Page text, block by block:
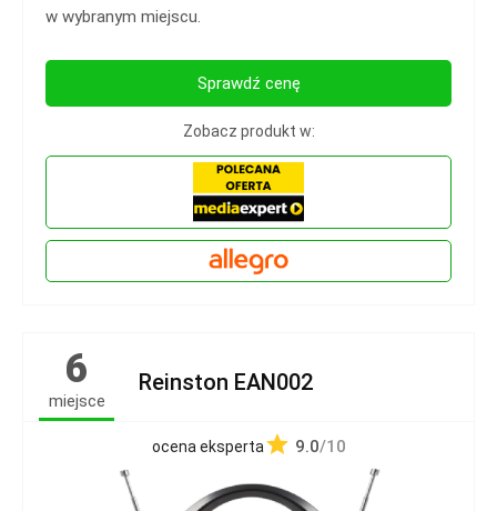
w wybranym miejscu.
Sprawdź cenę
Zobacz produkt w:
6
miejsce
Reinston EAN002
ocena eksperta 9.0/10